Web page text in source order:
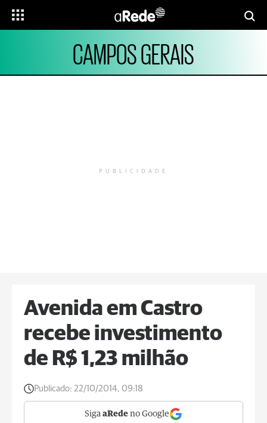
CAMPOS GERAIS
PUBLICIDADE
Avenida em Castro
recebe investimento
de R$ 1,23 milhão
Publicado: 22/10/2014, 09:18
Siga aRede no Google